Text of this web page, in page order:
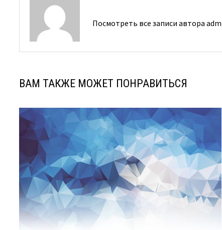
Посмотреть все записи автора
ВАМ ТАКЖЕ МОЖЕТ ПОНРАВИТЬСЯ